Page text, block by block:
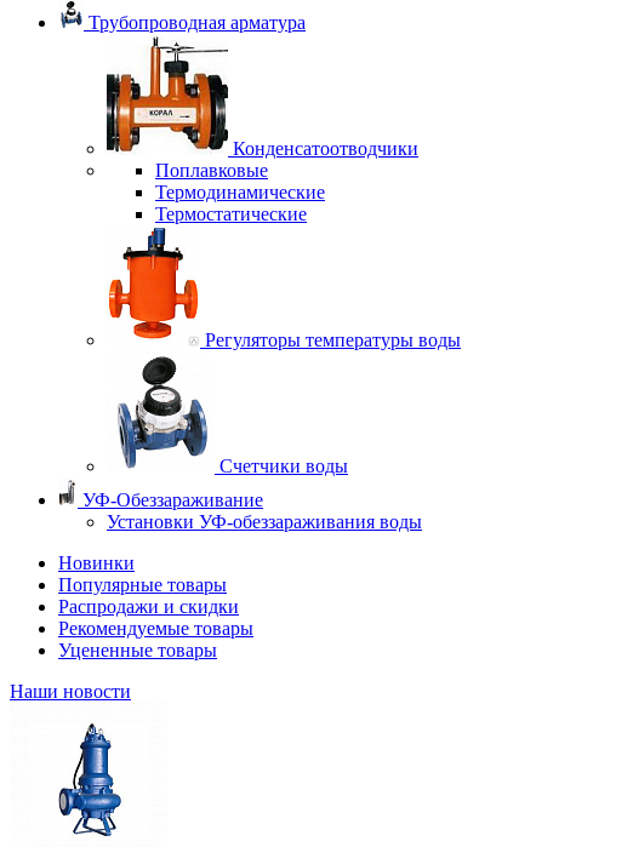
Трубопроводная арматура
Конденсатоотводчики
Поплавковые
Термодинамические
Термостатические
Регуляторы температуры воды
Счетчики воды
УФ-Обеззараживание
Установки УФ-обеззараживания воды
Новинки
Популярные товары
Распродажи и скидки
Рекомендуемые товары
Уцененные товары
Наши новости